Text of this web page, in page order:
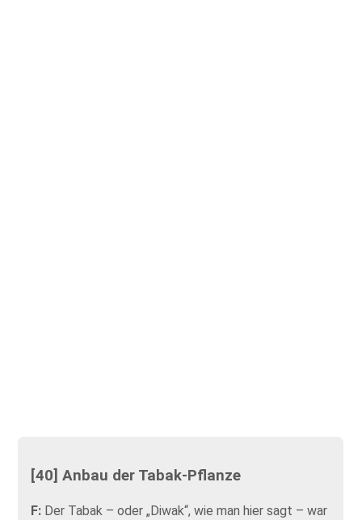
[40] Anbau der Tabak-Pflanze
F: Der Tabak – oder „Diwak“, wie man hier sagt – war